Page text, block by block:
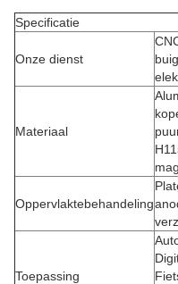
Specificatie
Onze dienst
Materiaal
Oppervlaktebehandeling
Toepassing